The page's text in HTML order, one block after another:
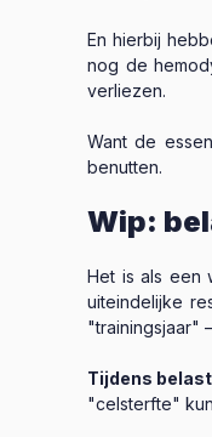
En hierbij
nog de
verliezen.
Want de
benutten.
Wip:
Het is als een
uiteindelijke
"trainingsjaar"
Tijdens
"celsterfte"